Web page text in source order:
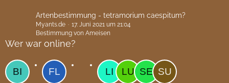
Artenbestimmung - tetramorium caespitum?
Myants.de
17. Juni 2021 um 21:04
Bestimmung von Ameisen
Wer war online?